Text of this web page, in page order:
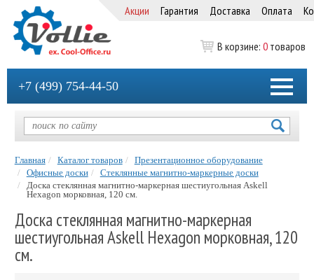
Акции Гарантия Доставка Оплата
В корзине: 0 товаров
+7 (499) 754-44-50
Главная Каталог товаров
Презентационное оборудование
Офисные доски
Стеклянные магнитно-маркерные доски
Доска стеклянная магнитно-маркерная шестиугольная Askell
Hexagon морковная, 120 см.
Доска стеклянная магнитно-маркерная
шестиугольная Askell Hexagon морковная, 120
см.